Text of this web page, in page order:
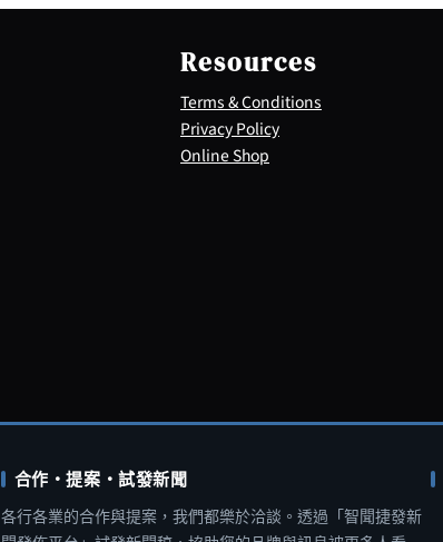
Resources
Terms & Conditions
Privacy Policy
Online Shop
合作・提案・試發新聞
各行各業的合作與提案，我們都樂於洽談。透過「智聞捷發新